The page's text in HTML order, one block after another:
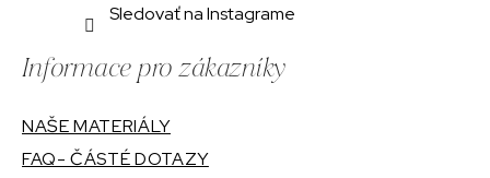
Sledovať na Instagrame
Informace pro zákazníky
NAŠE MATERIÁLY
FAQ- ČÁSTÉ DOTAZY